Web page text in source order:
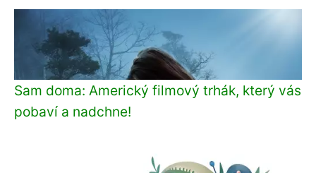
Sam doma: Americký filmový trhák, který vás
pobaví a nadchne!